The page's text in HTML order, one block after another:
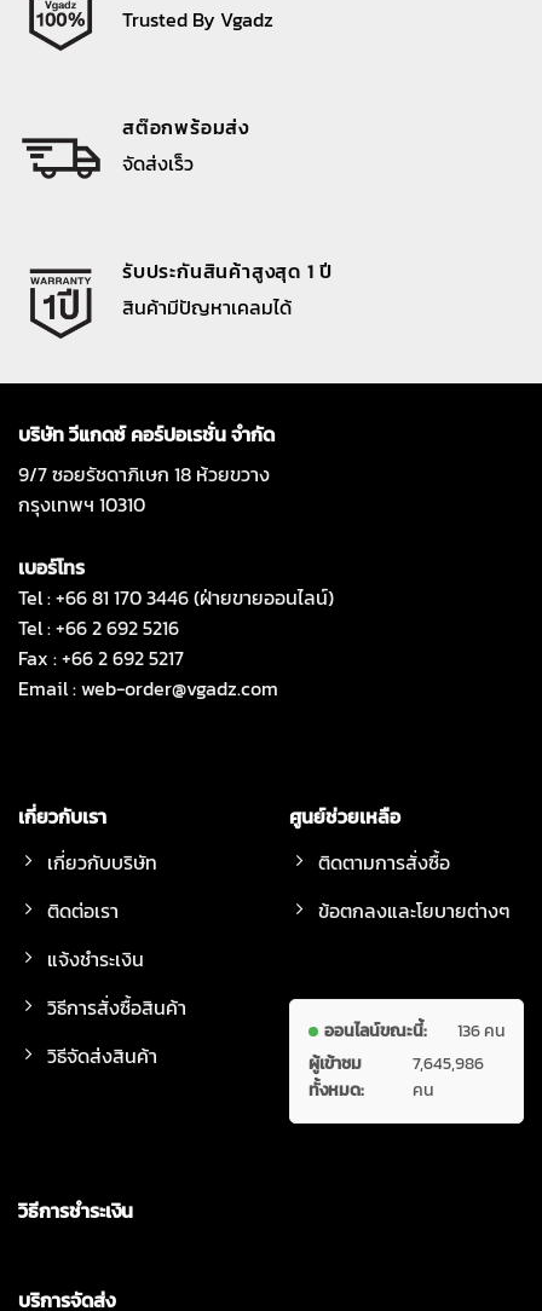
Trusted By Vgadz
สต๊อกพร้อมส่ง
จัดส่งเร็ว
รับประกันสินค้าสูงสุด 1 ปี
สินค้ามีปัญหาเคลมได้
บริษัท วีแกดซ์ คอร์ปอเรชั่น จำกัด
9/7 ซอยรัชดาภิเษก 18 ห้วยขวาง
กรุงเทพฯ 10310
เบอร์โทร
Tel : +66 81 170 3446 (ฝ่ายขายออนไลน์)
Tel : +66 2 692 5216
Fax : +66 2 692 5217
Email :web-order@vgadz.com
เกี่ยวกับเรา
เกี่ยวกับบริษัท
ติดต่อเรา
แจ้งชำระเงิน
วิธีการสั่งซื้อสินค้า
วิธีจัดส่งสินค้า
ศูนย์ช่วยเหลือ
ติดตามการสั่งซื้อ
ข้อตกลงและโยบายต่างๆ
ออนไลน์ขณะนี้:
136 คน
ผู้เข้าชม
ทั้งหมด:
7,645,986
คน
วิธีการชำระเงิน
บริการจัดส่ง